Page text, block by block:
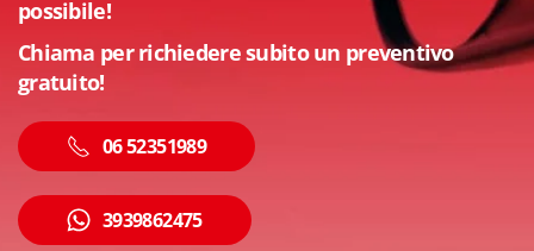
possibile!
Chiama per richiedere subito un preventivo
gratuito!
06 52351989
3939862475